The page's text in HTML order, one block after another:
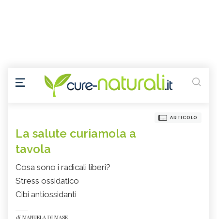
ARTICOLO
La salute curiamola a
tavola
Cosa sono i radicali liberi?
Stress ossidatico
Cibi antiossidanti
di MANUELA DI MASE